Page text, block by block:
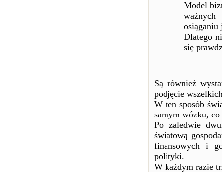
Model
ważnych
osiąganiu
Dlatego
się
Są również
podjęcie
W ten sposób
samym wózku, co
Po zaledwie
światową
finansowych i
polityki.
W każdym razie